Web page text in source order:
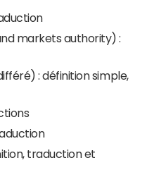
markets authority) :
: définition simple,
traduction et